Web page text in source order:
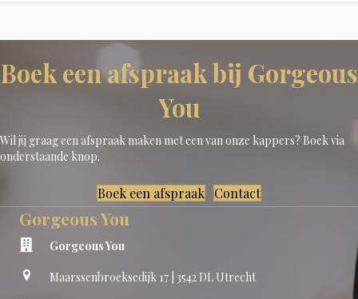
Boek een afspraak bij Gorgeous
You
Wil jij graag een afspraak maken met een van onze kappers? Boek via
onderstaande knop.
Boek een afspraak Contact
Gorgeous You
Gorgeous You
Maarssenbroeksedijk 17 | 3542 DL Utrecht